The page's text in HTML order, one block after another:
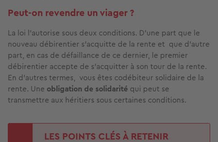
Peut-on revendre un viager ?
La loi l’autorise sous deux conditions. D’une part que le
nouveau débirentier s’acquitte de la rente et que d’autre
part, en cas de défaillance de ce dernier, le premier
débirentier accepte de s’acquitter à son tour de la rente.
En d’autres termes, vous êtes codébiteur solidaire de la
rente. Une obligation de solidarité qui peut se
transmettre aux héritiers sous certaines conditions.
LES POINTS CLÉS À RETENIR